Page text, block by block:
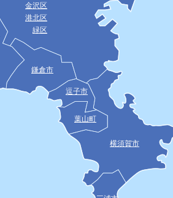
金沢区
港北区
緑区
横須賀市
鎌倉市
逗子市
葉山町